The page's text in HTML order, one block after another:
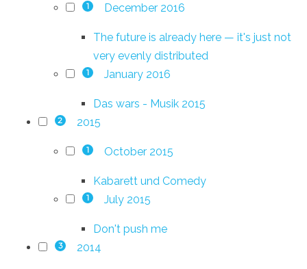
1 December 2016
The future is already here — it's just not
very evenly distributed
1 January 2016
Das wars - Musik 2015
2 2015
1 October 2015
Kabarett und Comedy
1 July 2015
Don't push me
3 2014